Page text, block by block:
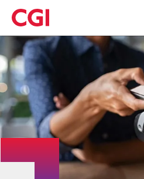
Skip
to
main
content